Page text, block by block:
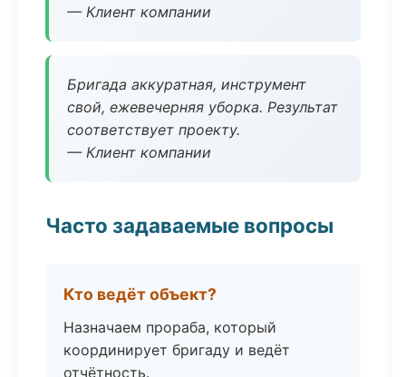
— Клиент компании
Бригада аккуратная, инструмент
свой, ежевечерняя уборка. Результат
соответствует проекту.
— Клиент компании
Часто задаваемые вопросы
Кто ведёт объект?
Назначаем прораба, который
координирует бригаду и ведёт
отчётность.